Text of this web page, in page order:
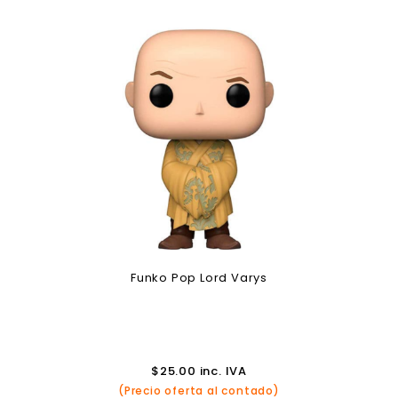
Funko Pop Lord Varys
$25.00 inc. IVA
(Precio oferta al contado)